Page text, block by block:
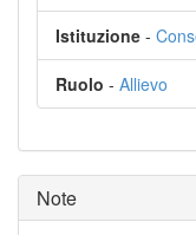
Istituzione -
Ruolo - Allievo
Note